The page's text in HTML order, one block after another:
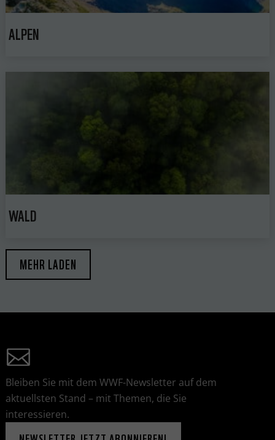
ALPEN
WALD
MEHR LADEN
Bleiben Sie mit dem WWF-Newsletter auf dem
aktuellsten Stand – mit Themen, die Sie
interessieren.